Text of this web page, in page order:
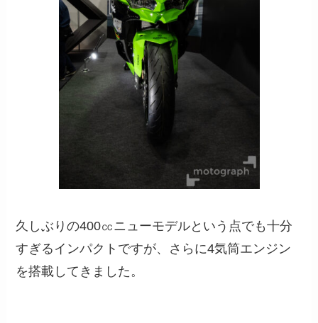
久しぶりの400㏄ニューモデルという点でも十分
すぎるインパクトですが、さらに4気筒エンジン
を搭載してきました。